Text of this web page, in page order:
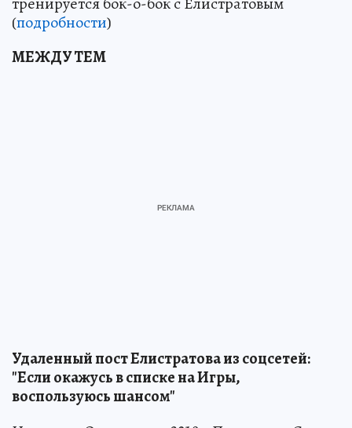
(подробности)
МЕЖДУ ТЕМ
Удаленный пост Елистратова из соцсетей:
"Если окажусь в списке на Игры,
воспользуюсь шансом"